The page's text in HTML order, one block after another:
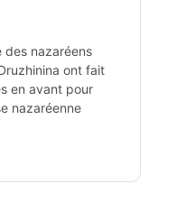
des nazaréens
ont fait
en avant pour
nazaréenne